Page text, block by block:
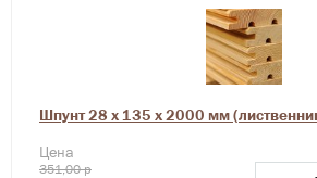
Шпунт 28 х 135 х 2000 мм
Цена
351,00 р